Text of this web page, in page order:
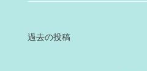
投
過去の投稿